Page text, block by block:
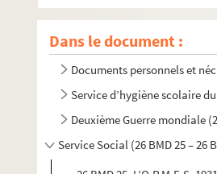
Dans le document :
Documents personnels et
Service d’hygiène scolaire du
Deuxième Guerre mondiale
Service Social (26 BMD 25 – 26